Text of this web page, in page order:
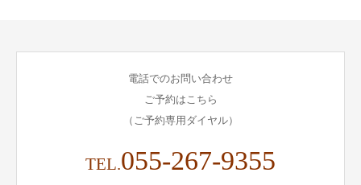
電話でのお問い合わせ
ご予約はこちら
（ご予約専用ダイヤル）
TEL.055-267-9355